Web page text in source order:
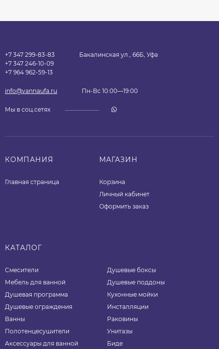
+7 347 299-83-83
+7 347 246-10-09
+7 964 962-59-13
Бакалинская ул., 66Б, Уфа
info@vannaufa.ru Пн-Вс 10:00—19:00
Мы в соц.сетях
КОМПАНИЯ
Главная страница
МАГАЗИН
Корзина
Личный кабинет
Оформить заказ
КАТАЛОГ
Смесители
Мебель для ванной
Душевая программа
Душевые ограждения
Ванны
Полотенцесушители
Аксессуары для ванной
Душевые боксы
Душевые поддоны
Кухонные мойки
Инсталляции
Раковины
Унитазы
Биде